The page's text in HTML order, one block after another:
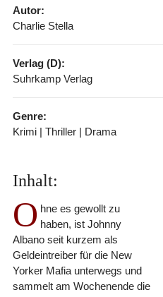
Autor:
Charlie Stella
Verlag (D):
Suhrkamp Verlag
Genre:
Krimi | Thriller | Drama
Inhalt:
O hne es gewollt zu
haben, ist Johnny
Albano seit kurzem als
Geldeintreiber für die New
Yorker Mafia unterwegs und
sammelt am Wochenende die